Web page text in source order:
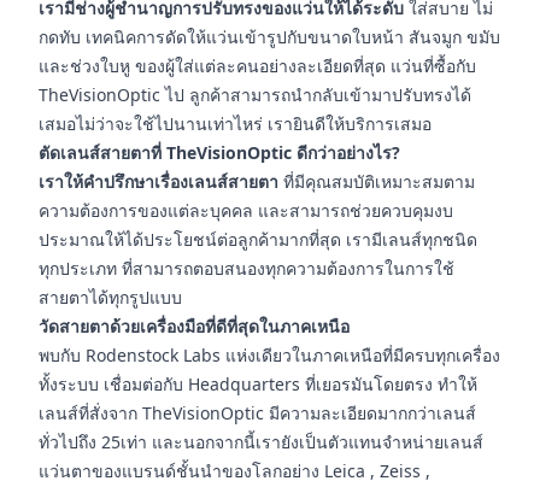
เรามีช่างผู้ชำนาญการปรับทรงของแว่นให้ได้ระดับ ใส่สบาย ไม่
กดทับ เทคนิคการดัดให้แว่นเข้ารูปกับขนาดใบหน้า สันจมูก ขมับ
และช่วงใบหู ของผู้ใส่แต่ละคนอย่างละเอียดที่สุด แว่นที่ซื้อกับ
TheVisionOptic ไป ลูกค้าสามารถนำกลับเข้ามาปรับทรงได้
เสมอไม่ว่าจะใช้ไปนานเท่าไหร่ เรายินดีให้บริการเสมอ
ตัดเลนส์สายตาที่ TheVisionOptic ดีกว่าอย่างไร?
เราให้คำปรึกษาเรื่องเลนส์สายตา ที่มีคุณสมบัติเหมาะสมตาม
ความต้องการของแต่ละบุคคล และสามารถช่วยควบคุมงบ
ประมาณให้ได้ประโยชน์ต่อลูกค้ามากที่สุด เรามีเลนส์ทุกชนิด
ทุกประเภท ที่สามารถตอบสนองทุกความต้องการในการใช้
สายตาได้ทุกรูปแบบ
วัดสายตาด้วยเครื่องมือที่ดีที่สุดในภาคเหนือ
พบกับ Rodenstock Labs แห่งเดียวในภาคเหนือที่มีครบทุกเครื่อง
ทั้งระบบ เชื่อมต่อกับ Headquarters ที่เยอรมันโดยตรง ทำให้
เลนส์ที่สั่งจาก TheVisionOptic มีความละเอียดมากกว่าเลนส์
ทั่วไปถึง 25เท่า และนอกจากนี้เรายังเป็นตัวแทนจำหน่ายเลนส์
แว่นตาของแบรนด์ชั้นนำของโลกอย่าง Leica , Zeiss ,